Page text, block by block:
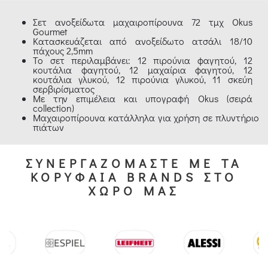
Σετ ανοξείδωτα μαχαιροπίρουνα 72 τμχ Okus
Gourmet
Κατασκευάζεται από ανοξείδωτο ατσάλι 18/10
πάχους 2,5mm
Το σετ περιλαμβάνει: 12 πιρούνια φαγητού, 12
κουτάλια φαγητού, 12 μαχαίρια φαγητού, 12
κουτάλια γλυκού, 12 πιρούνια γλυκού, 11 σκεύη
σερβιρίσματος
Με την επιμέλεια και υπογραφή Okus (σειρά
collection)
Μαχαιροπίρουνα κατάλληλα για χρήση σε πλυντήριο
πιάτων
ΣΥΝΕΡΓΑΖΟΜΑΣΤΕ ΜΕ ΤΑ
ΚΟΡΥΦΑΙΑ BRANDS ΣΤΟ
ΧΩΡΟ ΜΑΣ